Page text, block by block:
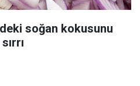
soğan kokusunu